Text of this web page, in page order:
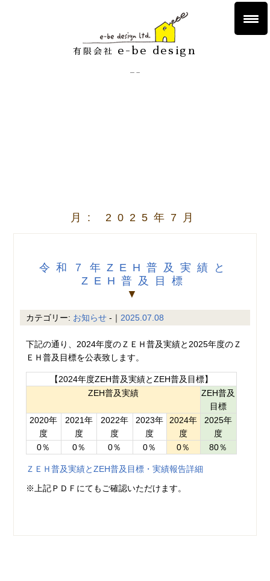
有限会社 e-be design
月: 2025年7月
令和７年ZEH普及実績と
ZEH普及目標
▼
カテゴリー: お知らせ-｜ 2025.07.08
下記の通り、2024年度のＺＥＨ普及実績と2025年度のＺ
ＥＨ普及目標を公表致します。
【2024年度ZEH普及実績とZEH普及目標】
ZEH普及実績
ZEH普及
目標
2020年
度
2021年
度
2022年
度
2023年
度
2024年
度
2025年
度
0％
0％ 0％ 0％ 0％ 80％
ＺＥＨ普及実績とZEH普及目標・実績報告詳細
※上記ＰＤＦにてもご確認いただけます。